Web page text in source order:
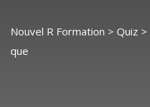
Nouvel R Formation > Quiz >
que